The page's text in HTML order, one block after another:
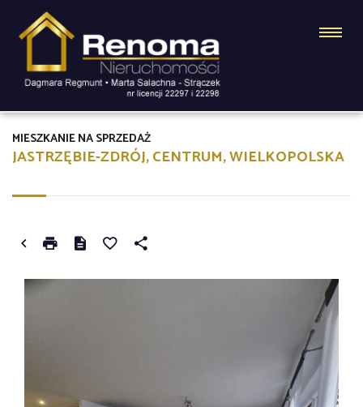
JASTRZĘBIE-ZDRÓJ, CENTRUM, WIELKOPOLSKA
MIESZKANIE NA SPRZEDAŻ